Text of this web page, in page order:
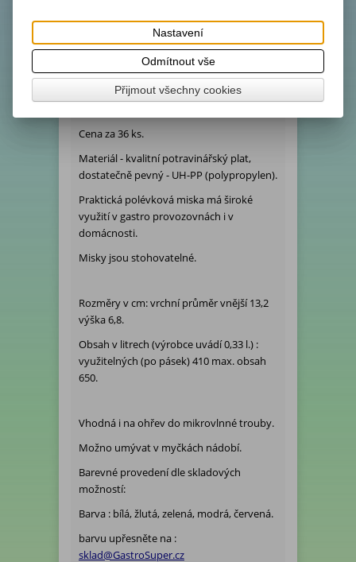
Výchozí sestava
Podrobný popis
Cena za 36 ks.
Materiál - kvalitní potravinářský plat,
dostatečně pevný - UH-PP (polypropylen).
Praktická polévková miska má široké
využití v gastro provozovnách i v
domácnosti.
Misky jsou stohovatelné.
Rozměry v cm: vrchní průměr vnější 13,2
výška 6,8.
Obsah v litrech (výrobce uvádí 0,33 l.) :
využitelných (po pásek) 410 max. obsah
650.
Vhodná i na ohřev do mikrovlnné trouby.
Možno umývat v myčkách nádobí.
Barevné provedení dle skladových
možností:
Barva : bílá, žlutá, zelená, modrá, červená.
barvu upřesněte na :
sklad@GastroSuper.cz
Nastavení
Odmítnout vše
Přijmout všechny cookies